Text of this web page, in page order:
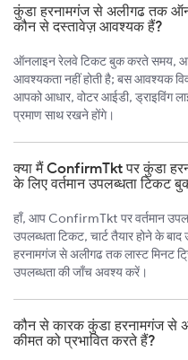
कुंडा हरनामगंज से अलीगढ तक
कौन से दस्तावेज़ आवश्यक हैं?
ऑनलाइन रेलवे टिकट बुक करते समय,
आवश्यकता नहीं होती है; बस आवश्यक
आपको आधार, वोटर आईडी, ड्राइविंग
प्रमाण साथ रखने होंगे।
क्या मैं ConfirmTkt पर कुंडा
के लिए वर्तमान उपलब्धता टिकट
हाँ, आप ConfirmTkt पर वर्तमान
उपलब्धता टिकट, चार्ट तैयार होने के
हरनामगंज से अलीगढ तक लास्ट मिनट
उपलब्धता की जाँच अवश्य करें।
कौन से कारक कुंडा हरनामगंज से
कीमत को प्रभावित करते हैं?